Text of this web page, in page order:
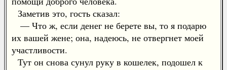
Заметив это, гость сказал:
— Что ж, если денег не берете вы, то я подарю
их вашей жене; она, надеюсь, не отвергнет моей
участливости.
Тут он снова сунул руку в кошелек, подошел к